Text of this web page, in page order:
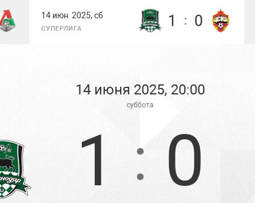
14 июн 2025, сб
СУПЕРЛИГА 1 : 0
14 июня 2025, 20:00
суббота
1 : 0